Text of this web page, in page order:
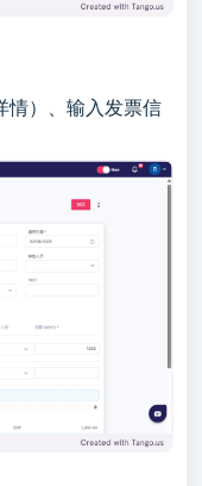
情）、输入发票信